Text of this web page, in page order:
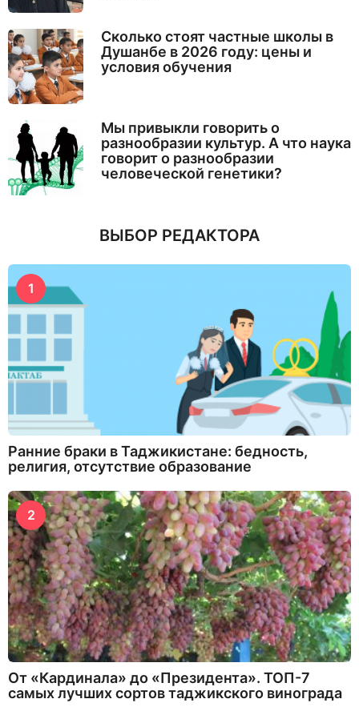
Сколько стоят частные школы в
Душанбе в 2026 году: цены и
условия обучения
Мы привыкли говорить о
разнообразии культур. А что наука
говорит о разнообразии
человеческой генетики?
ВЫБОР РЕДАКТОРА
1
Ранние браки в Таджикистане: бедность,
религия, отсутствие образование
2
От «Кардинала» до «Президента». ТОП-7
самых лучших сортов таджикского винограда